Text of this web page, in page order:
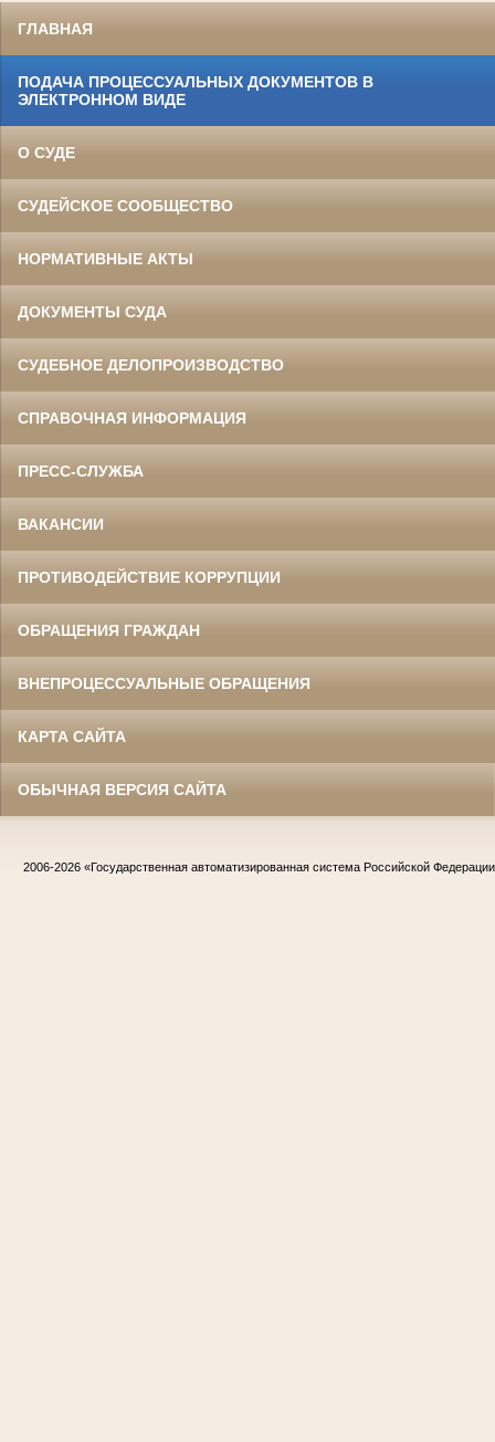
ГЛАВНАЯ
ПОДАЧА ПРОЦЕССУАЛЬНЫХ ДОКУМЕНТОВ В
ЭЛЕКТРОННОМ ВИДЕ
О СУДЕ
СУДЕЙСКОЕ СООБЩЕСТВО
НОРМАТИВНЫЕ АКТЫ
ДОКУМЕНТЫ СУДА
СУДЕБНОЕ ДЕЛОПРОИЗВОДСТВО
СПРАВОЧНАЯ ИНФОРМАЦИЯ
ПРЕСС-СЛУЖБА
ВАКАНСИИ
ПРОТИВОДЕЙСТВИЕ КОРРУПЦИИ
ОБРАЩЕНИЯ ГРАЖДАН
ВНЕПРОЦЕССУАЛЬНЫЕ ОБРАЩЕНИЯ
КАРТА САЙТА
ОБЫЧНАЯ ВЕРСИЯ САЙТА
2006-2026 «Государственная автоматизированная система Российской